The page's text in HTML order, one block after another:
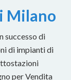
Milano
successo di
di impianti di
per Vendita